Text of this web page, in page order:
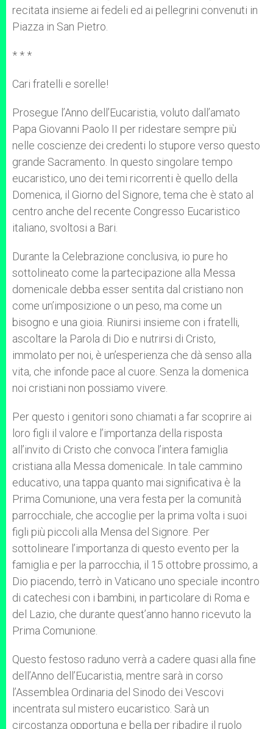
recitata insieme ai fedeli ed ai pellegrini convenuti in
Piazza in San Pietro.
* * *
Cari fratelli e sorelle!
Prosegue l’Anno dell’Eucaristia, voluto dall’amato
Papa Giovanni Paolo II per ridestare sempre più
nelle coscienze dei credenti lo stupore verso questo
grande Sacramento. In questo singolare tempo
eucaristico, uno dei temi ricorrenti è quello della
Domenica, il Giorno del Signore, tema che è stato al
centro anche del recente Congresso Eucaristico
italiano, svoltosi a Bari.
Durante la Celebrazione conclusiva, io pure ho
sottolineato come la partecipazione alla Messa
domenicale debba esser sentita dal cristiano non
come un’imposizione o un peso, ma come un
bisogno e una gioia. Riunirsi insieme con i fratelli,
ascoltare la Parola di Dio e nutrirsi di Cristo,
immolato per noi, è un’esperienza che dà senso alla
vita, che infonde pace al cuore. Senza la domenica
noi cristiani non possiamo vivere.
Per questo i genitori sono chiamati a far scoprire ai
loro figli il valore e l’importanza della risposta
all’invito di Cristo che convoca l’intera famiglia
cristiana alla Messa domenicale. In tale cammino
educativo, una tappa quanto mai significativa è la
Prima Comunione, una vera festa per la comunità
parrocchiale, che accoglie per la prima volta i suoi
figli più piccoli alla Mensa del Signore. Per
sottolineare l’importanza di questo evento per la
famiglia e per la parrocchia, il 15 ottobre prossimo, a
Dio piacendo, terrò in Vaticano uno speciale incontro
di catechesi con i bambini, in particolare di Roma e
del Lazio, che durante quest’anno hanno ricevuto la
Prima Comunione.
Questo festoso raduno verrà a cadere quasi alla fine
dell’Anno dell’Eucaristia, mentre sarà in corso
l’Assemblea Ordinaria del Sinodo dei Vescovi
incentrata sul mistero eucaristico. Sarà un
circostanza opportuna e bella per ribadire il ruolo